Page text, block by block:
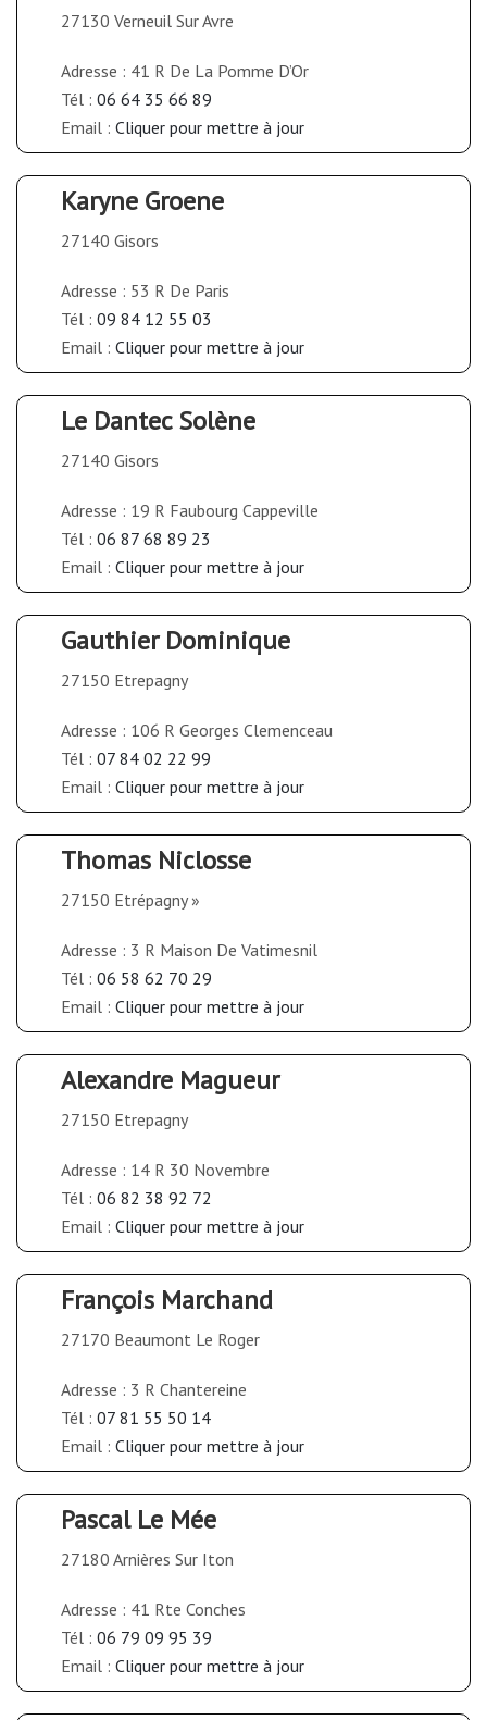
27130 Verneuil Sur Avre
Adresse : 41 R De La Pomme D’Or
Tél : 06 64 35 66 89
Email : Cliquer pour mettre à jour
Karyne Groene
27140 Gisors
Adresse : 53 R De Paris
Tél : 09 84 12 55 03
Email : Cliquer pour mettre à jour
Le Dantec Solène
27140 Gisors
Adresse : 19 R Faubourg Cappeville
Tél : 06 87 68 89 23
Email : Cliquer pour mettre à jour
Gauthier Dominique
27150 Etrepagny
Adresse : 106 R Georges Clemenceau
Tél : 07 84 02 22 99
Email : Cliquer pour mettre à jour
Thomas Niclosse
27150 Etrépagny »
Adresse : 3 R Maison De Vatimesnil
Tél : 06 58 62 70 29
Email : Cliquer pour mettre à jour
Alexandre Magueur
27150 Etrepagny
Adresse : 14 R 30 Novembre
Tél : 06 82 38 92 72
Email : Cliquer pour mettre à jour
François Marchand
27170 Beaumont Le Roger
Adresse : 3 R Chantereine
Tél : 07 81 55 50 14
Email : Cliquer pour mettre à jour
Pascal Le Mée
27180 Arnières Sur Iton
Adresse : 41 Rte Conches
Tél : 06 79 09 95 39
Email : Cliquer pour mettre à jour